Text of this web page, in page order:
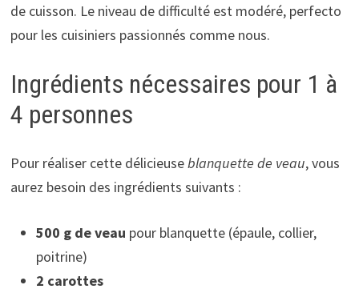
de cuisson. Le niveau de difficulté est modéré, perfecto
pour les cuisiniers passionnés comme nous.
Ingrédients nécessaires pour 1 à
4 personnes
Pour réaliser cette délicieuseblanquette de veau, vous
aurez besoin des ingrédients suivants :
500 g de veau pour blanquette (épaule, collier,
poitrine)
2 carottes